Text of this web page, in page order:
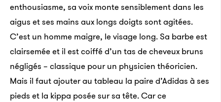
enthousiasme, sa voix monte sensiblement dans les
aigus et ses mains aux longs doigts sont agitées.
C’est un homme maigre, le visage long. Sa barbe est
clairsemée et il est coiffé d’un tas de cheveux bruns
négligés – classique pour un physicien théoricien.
Mais il faut ajouter au tableau la paire d’Adidas à ses
pieds et la kippa posée sur sa tête. Car ce